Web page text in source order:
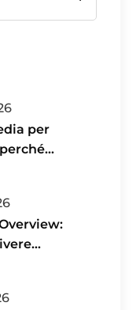
per